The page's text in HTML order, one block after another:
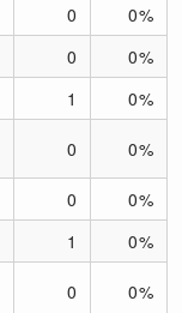
0
0%
0
0%
1
0%
0 0%
0
0%
1
0%
0 0%